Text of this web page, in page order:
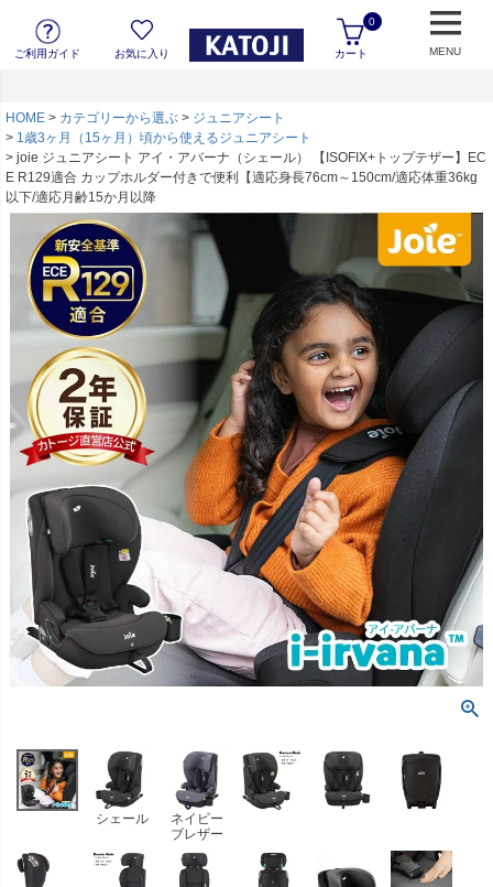
ご利用ガイド お気に入り カート
0
MENU
HOME カテゴリーから選ぶ
ジュニアシート
1歳3ヶ月（15ヶ月）頃から使えるジュニアシート
joie ジュニアシート アイ・アバーナ（シェール） 【ISOFIX+トップテザー】EC
E R129適合 カップホルダー付きで便利【適応身長76cm～150cm/適応体重36kg
以下/適応月齢15か月以降
シェール
ネイビー
ブレザー